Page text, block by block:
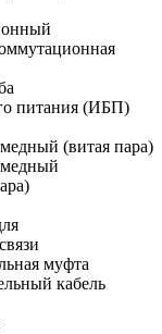
питания (ИБП)
(витая пара)
муфта
кабель